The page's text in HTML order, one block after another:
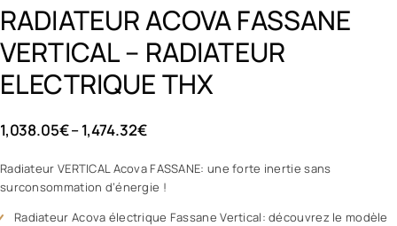
RADIATEUR ACOVA FASSANE
VERTICAL – RADIATEUR
ELECTRIQUE THX
1,038.05€–1,474.32€
Radiateur VERTICAL Acova FASSANE: une forte inertie sans
surconsommation d’énergie !
Radiateur Acova électrique Fassane Vertical: découvrez le modèle